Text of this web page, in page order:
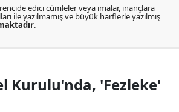
edici cümleler veya imalar, inançlara
ile yazılmamış ve büyük harflerle yazılmış
.
Kurulu'nda, 'Fezleke'